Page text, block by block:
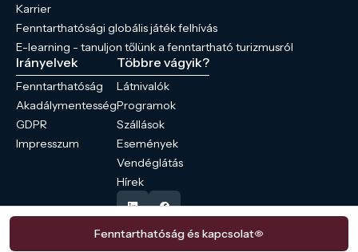
Fenntarthatóság és kapcsolat
Karrier
Fenntarthatósági globális játék felhívás
E-learning - tanuljon tőlünk a fenntartható turizmusról
Irányelvek
Fenntarthatóság
Akadálymentesség
GDPR
Impresszum
Többre vágyik?
Látnivalók
Programok
Szállások
Események
Vendéglátás
Hírek